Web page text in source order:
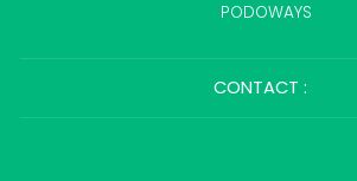
PODOWAYS
CONTACT :